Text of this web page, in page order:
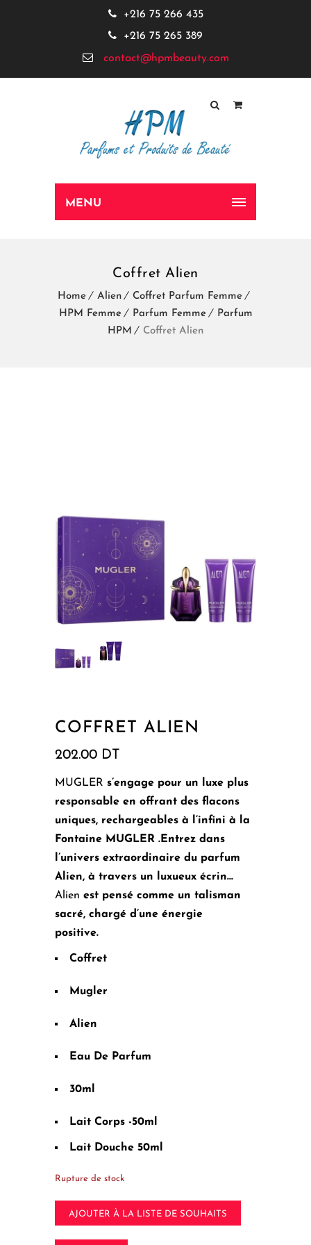
+216 75 266 435
+216 75 265 389
contact@hpmbeauty.com
MENU
Coffret Alien
Home Alien
Coffret Parfum Femme
HPM Femme
Parfum Femme
Parfum
HPM
Coffret Alien
COFFRET ALIEN
202.00 DT
MUGLER s’engage pour un luxe plus
responsable en offrant des flacons
uniques, rechargeables à l’infini à la
Fontaine MUGLER .Entrez dans
l’univers extraordinaire du parfum
Alien, à travers un luxueux écrin…
Alien est pensé comme un talisman
sacré, chargé d’une énergie
positive.
Coffret
Mugler
Alien
Eau De Parfum
30ml
Lait Corps -50ml
Lait Douche 50ml
Rupture de stock
AJOUTER À LA LISTE DE SOUHAITS